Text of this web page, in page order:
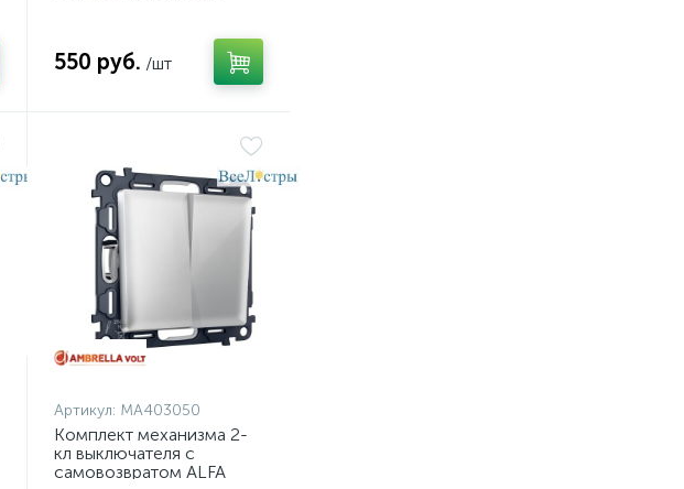
MA631050 (AP6310,
VM113)
550 руб. /шт
Артикул: MA403050
Комплект механизма 2-
кл выключателя с
самовозвратом ALFA